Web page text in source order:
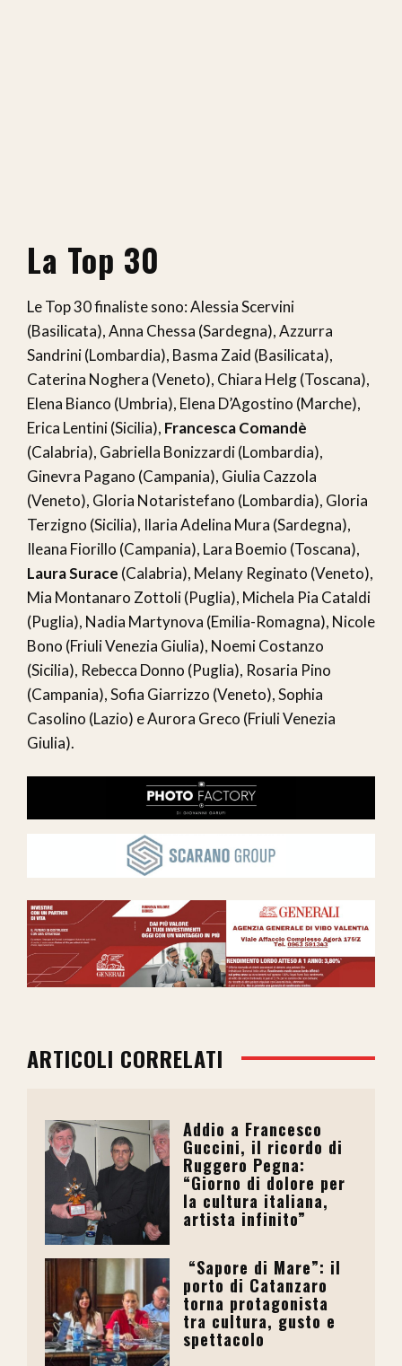
La Top 30
Le Top 30 finaliste sono: Alessia Scervini
(Basilicata), Anna Chessa (Sardegna), Azzurra
Sandrini (Lombardia), Basma Zaid (Basilicata),
Caterina Noghera (Veneto), Chiara Helg (Toscana),
Elena Bianco (Umbria), Elena D’Agostino (Marche),
Erica Lentini (Sicilia), Francesca Comandè
(Calabria), Gabriella Bonizzardi (Lombardia),
Ginevra Pagano (Campania), Giulia Cazzola
(Veneto), Gloria Notaristefano (Lombardia), Gloria
Terzigno (Sicilia), Ilaria Adelina Mura (Sardegna),
Ileana Fiorillo (Campania), Lara Boemio (Toscana),
Laura Surace (Calabria), Melany Reginato (Veneto),
Mia Montanaro Zottoli (Puglia), Michela Pia Cataldi
(Puglia), Nadia Martynova (Emilia-Romagna), Nicole
Bono (Friuli Venezia Giulia), Noemi Costanzo
(Sicilia), Rebecca Donno (Puglia), Rosaria Pino
(Campania), Sofia Giarrizzo (Veneto), Sophia
Casolino (Lazio) e Aurora Greco (Friuli Venezia
Giulia).
ARTICOLI CORRELATI
Addio a Francesco
Guccini, il ricordo di
Ruggero Pegna:
“Giorno di dolore per
la cultura italiana,
artista infinito”
“Sapore di Mare”: il
porto di Catanzaro
torna protagonista
tra cultura, gusto e
spettacolo